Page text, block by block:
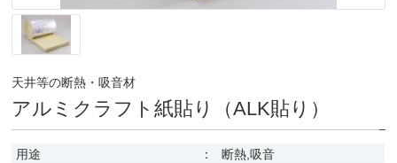
天井等の断熱・吸音材
アルミクラフト紙貼り（ALK貼り）
用途 ：
断熱,吸音